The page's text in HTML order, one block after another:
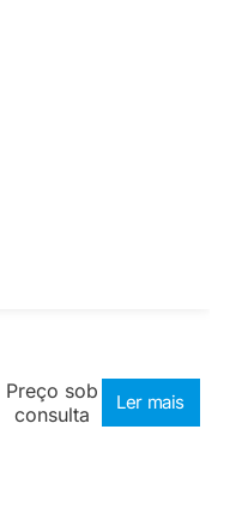
Preço sob
consulta
Ler mais